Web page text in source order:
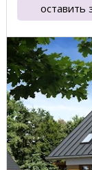
оставить